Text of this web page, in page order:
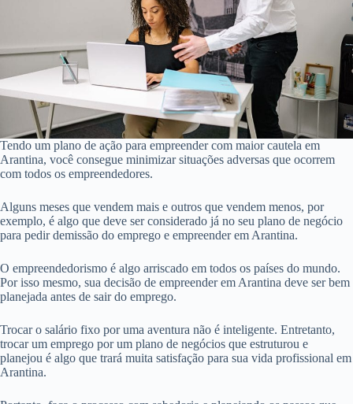
Tendo um plano de ação para empreender com maior cautela em
Arantina, você consegue minimizar situações adversas que ocorrem
com todos os empreendedores.
Alguns meses que vendem mais e outros que vendem menos, por
exemplo, é algo que deve ser considerado já no seu plano de negócio
para pedir demissão do emprego e empreender em Arantina.
O empreendedorismo é algo arriscado em todos os países do mundo.
Por isso mesmo, sua decisão de empreender em Arantina deve ser bem
planejada antes de sair do emprego.
Trocar o salário fixo por uma aventura não é inteligente. Entretanto,
trocar um emprego por um plano de negócios que estruturou e
planejou é algo que trará muita satisfação para sua vida profissional em
Arantina.